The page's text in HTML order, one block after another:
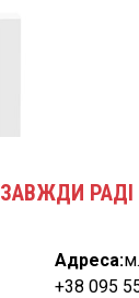
ЗАВЖДИ
Адреса:
+38 095